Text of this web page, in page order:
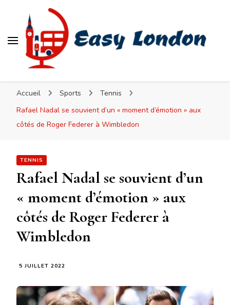
Accueil Sports
Tennis
Rafael Nadal se souvient d’un « moment d’émotion » aux
côtés de Roger Federer à Wimbledon
TENNIS
Rafael Nadal se souvient d’un
« moment d’émotion » aux
côtés de Roger Federer à
Wimbledon
5 JUILLET 2022